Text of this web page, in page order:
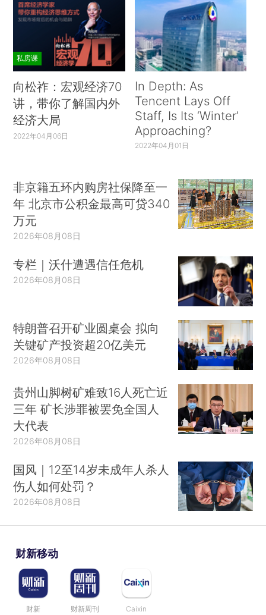
私房课
向松祚：宏观经济70
讲，带你了解国内外
经济大局
2022年04月06日
In Depth: As
Tencent Lays Off
Staff, Is Its ‘Winter’
Approaching?
2022年04月01日
非京籍五环内购房社保降至一
年 北京市公积金最高可贷340
万元
2026年08月08日
专栏｜沃什遭遇信任危机
2026年08月08日
特朗普召开矿业圆桌会 拟向
关键矿产投资超20亿美元
2026年08月08日
贵州山脚树矿难致16人死亡近
三年 矿长涉罪被罢免全国人
大代表
2026年08月08日
国风｜12至14岁未成年人杀人
伤人如何处罚？
2026年08月08日
财新移动
财新 财新周刊 Caixin